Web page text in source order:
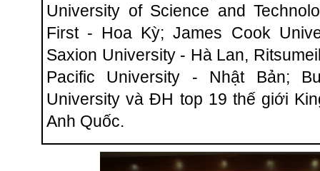
University of Science and
First - Hoa Kỳ; James Cook
Saxion University - Hà Lan,
Pacific University - Nhật Bản;
University và ĐH top 19 thế giới
Anh Quốc.